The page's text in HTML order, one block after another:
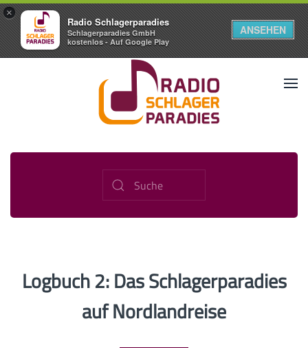
×
Radio Schlagerparadies
Schlagerparadies GmbH
kostenlos - Auf Google Play
ANSEHEN
Logbuch 2: Das Schlagerparadies
auf Nordlandreise